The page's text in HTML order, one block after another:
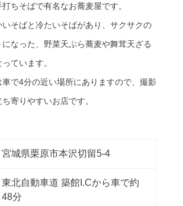
ちそばで有名なお蕎麦屋です。
いそばと冷たいそばがあり、サクサクの
なった、野菜天ぷら蕎麦や舞茸天ざる
ています。
で4分の近い場所にありますので、撮影
寄りやすいお店です。
宮城県栗原市本沢切留5-4
東北自動車道 築館I.Cから車で約
48分